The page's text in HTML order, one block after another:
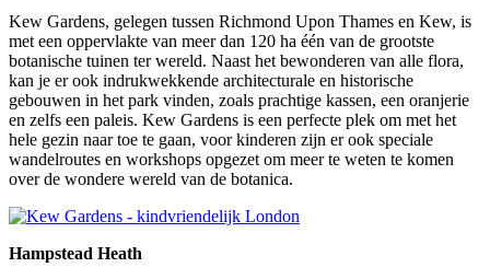
Kew Gardens, gelegen tussen Richmond Upon Thames en Kew, is
met een oppervlakte van meer dan 120 ha één van de grootste
botanische tuinen ter wereld. Naast het bewonderen van alle flora,
kan je er ook indrukwekkende architecturale en historische
gebouwen in het park vinden, zoals prachtige kassen, een oranjerie
en zelfs een paleis. Kew Gardens is een perfecte plek om met het
hele gezin naar toe te gaan, voor kinderen zijn er ook speciale
wandelroutes en workshops opgezet om meer te weten te komen
over de wondere wereld van de botanica.
Hampstead Heath